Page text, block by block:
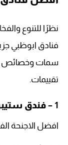
نظرًا للتنوع
فنادق ابوظبي
سمات وخصائص
تقييمات.
1 – فندق
افضل الاجنحة